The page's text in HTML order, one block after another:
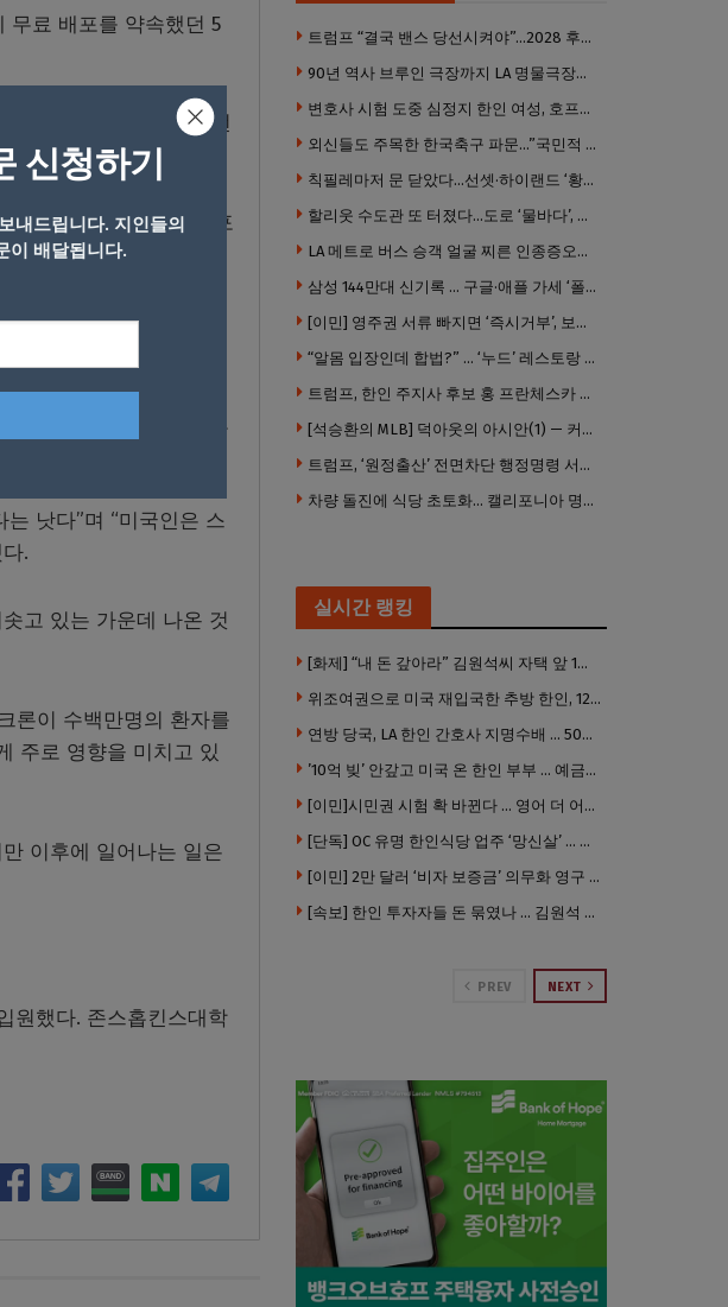
무료 배포를 약속했던 5
크론 확산을 막기 위해선
다음주 무료 마스크 배포
조언하고 있다. N95 마
더 쉽게 사용할 수 있도
낫다”며 “미국인은 스
.
고 있는 가운데 나온 것
론이 수백만명의 환자를
주로 영향을 미치고 있
이후에 일어나는 일은
원했다. 존스홉킨스대학
트럼프 “결국 밴스 당선시켜야”…2028 후계 구도 힘 싣나
90년 역사 브루인 극장까지 LA 명물극장들 잇단 귀환 … 할리웃 경기 살아났다
변호사 시험 도중 심정지 한인 여성, 호프스트라대 상대 소송
외신들도 주목한 한국축구 파문…”국민적 공분에 수사 재개”
칙필레마저 문 닫았다…선셋·하이랜드 ‘황량한 거리’로
할리웃 수도관 또 터졌다…도로 ‘물바다’, 주민 100여명 영향
LA 메트로 버스 승객 얼굴 찌른 인종증오범에 종신형
삼성 144만대 신기록 … 구글·애플 가세 ‘폴더블 대전’ 열린다
[이민] 영주권 서류 빠지면 ‘즉시거부’, 보완기회 없다 … 이민심사 8월부터 확 바뀐다
“알몸 입장인데 합법?” … ‘누드’ 레스토랑 허가 화제
트럼프, 한인 주지사 후보 홍 프란체스카 정조준 … “미치광이다”
[석승환의 MLB] 덕아웃의 아시안(1) — 커트 스즈키가 우리에게 묻는 것
트럼프, ‘원정출산’ 전면차단 행정명령 서명 …비자취소·입국금지·추방까지
차량 돌진에 식당 초토화… 캘리포니아 명물 버거집 “다시 일어설 수 있도록 도와주세요”
실시간 랭킹
[화제] “내 돈 갚아라” 김원석씨 자택 앞 1인 광대 시위 … 한인 투자사, “108만 달러 못받아”
위조여권으로 미국 재입국한 추방 한인, 120만 달러 은행 사기 행각
연방 당국, LA 한인 간호사 지명수배 … 500만 달러 메디캐어 사기, 선고 직전 한국 도주
’10억 빚’ 안갚고 미국 온 한인 부부 … 예금보험공사, 미국서 소송
[이민]시민권 시험 확 바뀐다 … 영어 더 어렵게, 민간시험 도입 추진
[단독] OC 유명 한인식당 업주 ‘망신살’ … 육류대금 안 갚자 식당서 공개추심
[이민] 2만 달러 ‘비자 보증금’ 의무화 영구 시행 … 입국 문턱 더 높아진다.
[속보] 한인 투자자들 돈 묶였나 … 김원석 회사들 챕터7 강제파산·자진파산 잇따라 신청
PREV NEXT
신청하기
내드립니다. 지인들의
이 배달됩니다.